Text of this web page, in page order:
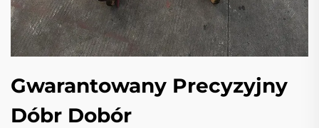
Gwarantowany Precyzyjny
Dóbr Dobór